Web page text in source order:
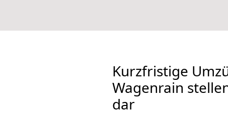
Kurzfristige
Wagenrain
dar